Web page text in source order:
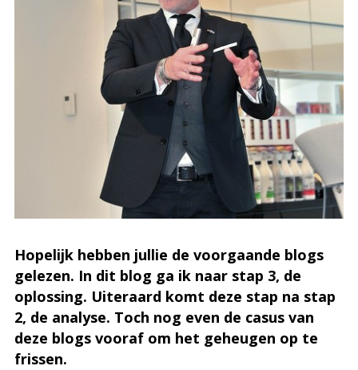
Hopelijk hebben jullie de voorgaande blogs
gelezen. In dit blog ga ik naar stap 3, de
oplossing. Uiteraard komt deze stap na stap
2, de analyse. Toch nog even de casus van
deze blogs vooraf om het geheugen op te
frissen.